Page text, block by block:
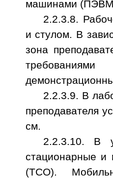
машинами
2.2.3.8.
и стулом. В
зона
2.2.3.9. В
преподавателя
см.
2.2.3.10. В
стационарные и
(ТСО).